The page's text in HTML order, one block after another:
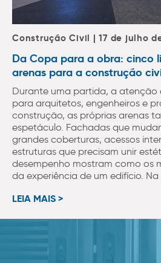
Construção Civil | 17 de julho
Da Copa para a obra: cinco
arenas para a construção
Durante uma partida, a atenção
para arquitetos, engenheiros e
construção, as próprias arenas
espetáculo. Fachadas que
grandes coberturas, acessos
estruturas que precisam unir
desempenho mostram como os
da experiência de um edifício.
LEIA MAIS >